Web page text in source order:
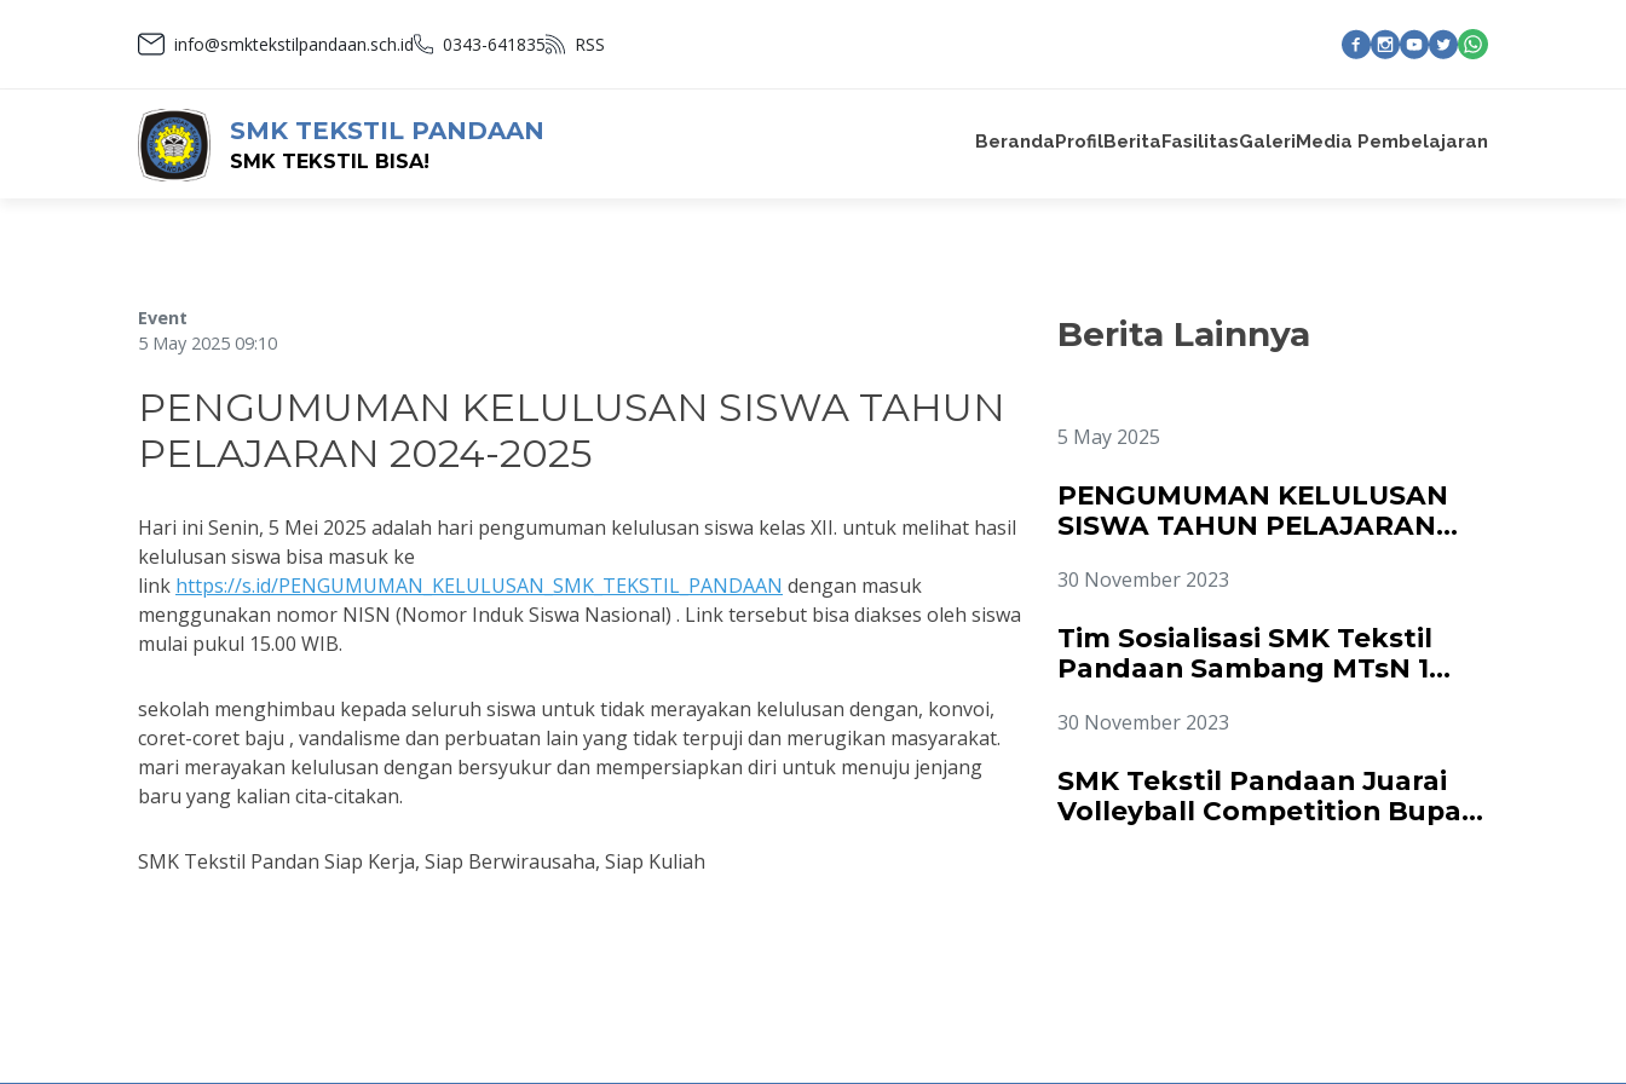
info@smktekstilpandaan.sch.id 0343-641835 RSS
SMK TEKSTIL PANDAAN
SMK TEKSTIL BISA!
BerandaProfilBeritaFasilitasGaleriMedia Pembelajaran
Event
5 May 2025 09:10
PENGUMUMAN KELULUSAN SISWA TAHUN
PELAJARAN 2024-2025
Hari ini Senin, 5 Mei 2025 adalah hari pengumuman kelulusan siswa kelas XII. untuk melihat hasil
kelulusan siswa bisa masuk ke
link https://s.id/PENGUMUMAN_KELULUSAN_SMK_TEKSTIL_PANDAAN dengan masuk
menggunakan nomor NISN (Nomor Induk Siswa Nasional) . Link tersebut bisa diakses oleh siswa
mulai pukul 15.00 WIB.
sekolah menghimbau kepada seluruh siswa untuk tidak merayakan kelulusan dengan, konvoi,
coret-coret baju , vandalisme dan perbuatan lain yang tidak terpuji dan merugikan masyarakat.
mari merayakan kelulusan dengan bersyukur dan mempersiapkan diri untuk menuju jenjang
baru yang kalian cita-citakan.
SMK Tekstil Pandan Siap Kerja, Siap Berwirausaha, Siap Kuliah
Berita Lainnya
5 May 2025
PENGUMUMAN KELULUSAN
SISWA TAHUN PELAJARAN
30 November 2023
Tim Sosialisasi SMK Tekstil
Pandaan Sambang MTsN 1
30 November 2023
SMK Tekstil Pandaan Juarai
Volleyball Competition Bupati